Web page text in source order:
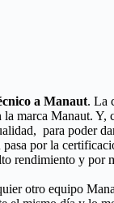
a Manaut. La
marca Manaut.
para poder
pasa por la
rendimiento y
otro equipo